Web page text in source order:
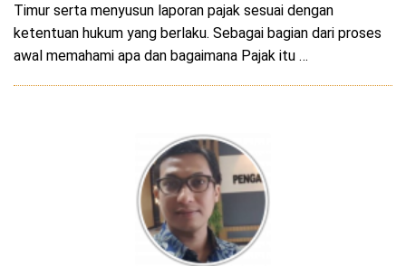
Timur serta menyusun laporan pajak sesuai dengan
ketentuan hukum yang berlaku. Sebagai bagian dari proses
awal memahami apa dan bagaimana Pajak itu …